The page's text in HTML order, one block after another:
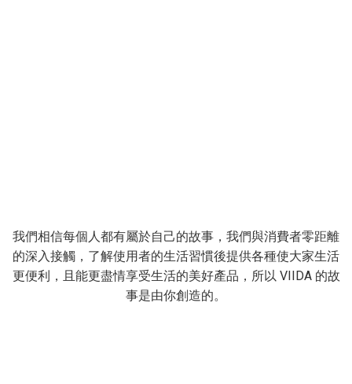
我們相信每個人都有屬於自己的故事，我們與消費者零距離
的深入接觸，了解使用者的生活習慣後提供各種使大家生活
更便利，且能更盡情享受生活的美好產品，所以 VIIDA 的故
事是由你創造的。